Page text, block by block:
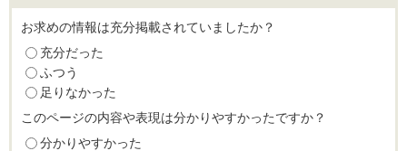
お求めの情報は充分掲載されていましたか？
充分だった
ふつう
足りなかった
このページの内容や表現は分かりやすかったですか？
分かりやすかった